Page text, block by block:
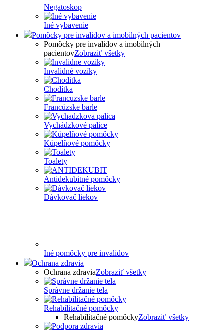
Negatoskop
Iné vybavenie
Pomôcky pre invalidov a imobilných pacientov
Pomôcky pre invalidov a imobilných
pacientovZobraziť všetky
Invalidné vozíky
Chodítka
Francúzske barle
Vychádzkové palice
Kúpelňové pomôcky
Toalety
Antidekubitné pomôcky
Dávkovač liekov
Iné pomôcky pre invalidov
Ochrana zdravia
Ochrana zdraviaZobraziť všetky
Správne držanie tela
Rehabilitačné pomôcky
Rehabilitačné pomôckyZobraziť všetky